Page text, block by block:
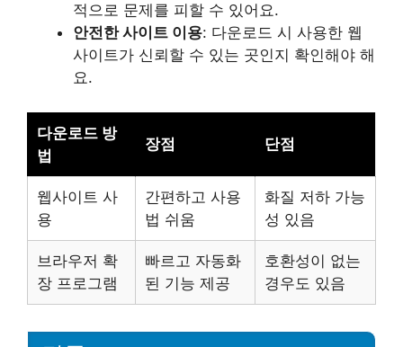
적으로 문제를 피할 수 있어요.
안전한 사이트 이용: 다운로드 시 사용한 웹
사이트가 신뢰할 수 있는 곳인지 확인해야 해
요.
다운로드 방
법
장점 단점
웹사이트 사
용
간편하고 사용
법 쉬움
화질 저하 가능
성 있음
브라우저 확
장 프로그램
빠르고 자동화
된 기능 제공
호환성이 없는
경우도 있음